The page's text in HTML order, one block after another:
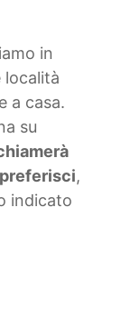
in
località
a casa.
su
,
indicato